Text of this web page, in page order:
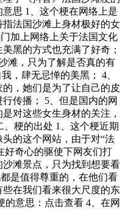
思 1、这个梗在网络上是
法国沙滩上身材极好的女
加上网络上关于法国文化
黑的方式也充满了好奇；
滩，只为了解是否真的有
，肆无忌惮的美黑； 4、
，她们是为了让自己的皮
传播； 5、但是国内的网
对这些女生身材的关注，
梗的出处 1、这个梗近期
的这个网站，由于对“法
好奇心的驱使下网友们打
滩景点，只为找到想要看
是值得尊重的，在他们看
在我们看来很大尺度的东
意思：点击查看 4、在网